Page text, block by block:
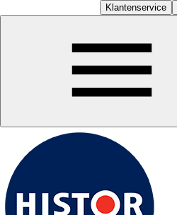
Klantenservice